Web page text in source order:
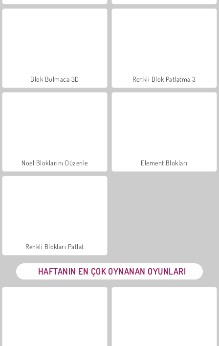
Blok Bulmaca 3D Renkli Blok Patlatma 3
Noel Bloklarını Düzenle Element Blokları
Renkli Blokları Patlat
HAFTANIN EN ÇOK OYNANAN OYUNLARI